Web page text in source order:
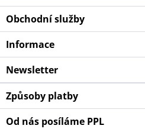
Obchodní služby
Informace
Newsletter
Způsoby platby
Od nás posíláme PPL